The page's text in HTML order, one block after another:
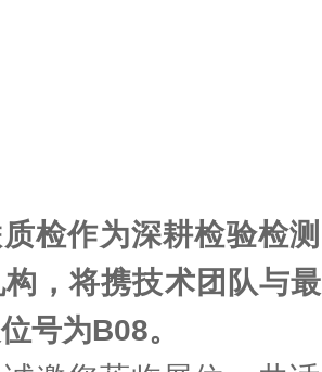
质检作为深耕检验检
，将携技术团队与
号为B08。